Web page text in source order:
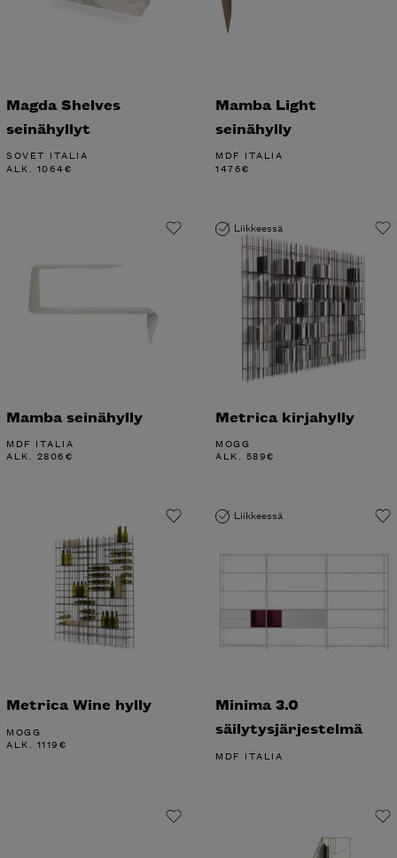
Magda Shelves
seinähyllyt
SOVET ITALIA
ALK. 1064€
Mamba Light
seinähylly
MDF ITALIA
1476€
Mamba seinähylly
MDF ITALIA
ALK. 2806€
Liikkeessä
Metrica kirjahylly
MOGG
ALK. 589€
Metrica Wine hylly
MOGG
ALK. 1119€
Liikkeessä
Minima 3.0
säilytysjärjestelmä
MDF ITALIA